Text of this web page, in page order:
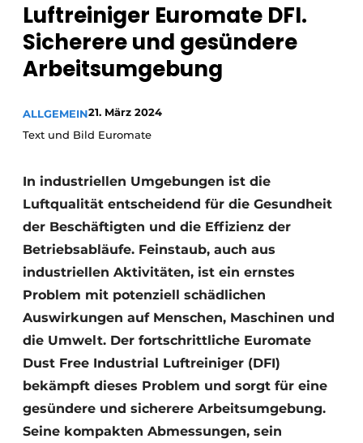
Luftreiniger Euromate DFI.
Sicherere und gesündere
Arbeitsumgebung
ALLGEMEIN21. März 2024
Text und Bild Euromate
In industriellen Umgebungen ist die
Luftqualität entscheidend für die Gesundheit
der Beschäftigten und die Effizienz der
Betriebsabläufe. Feinstaub, auch aus
industriellen Aktivitäten, ist ein ernstes
Problem mit potenziell schädlichen
Auswirkungen auf Menschen, Maschinen und
die Umwelt. Der fortschrittliche Euromate
Dust Free Industrial Luftreiniger (DFI)
bekämpft dieses Problem und sorgt für eine
gesündere und sicherere Arbeitsumgebung.
Seine kompakten Abmessungen, sein